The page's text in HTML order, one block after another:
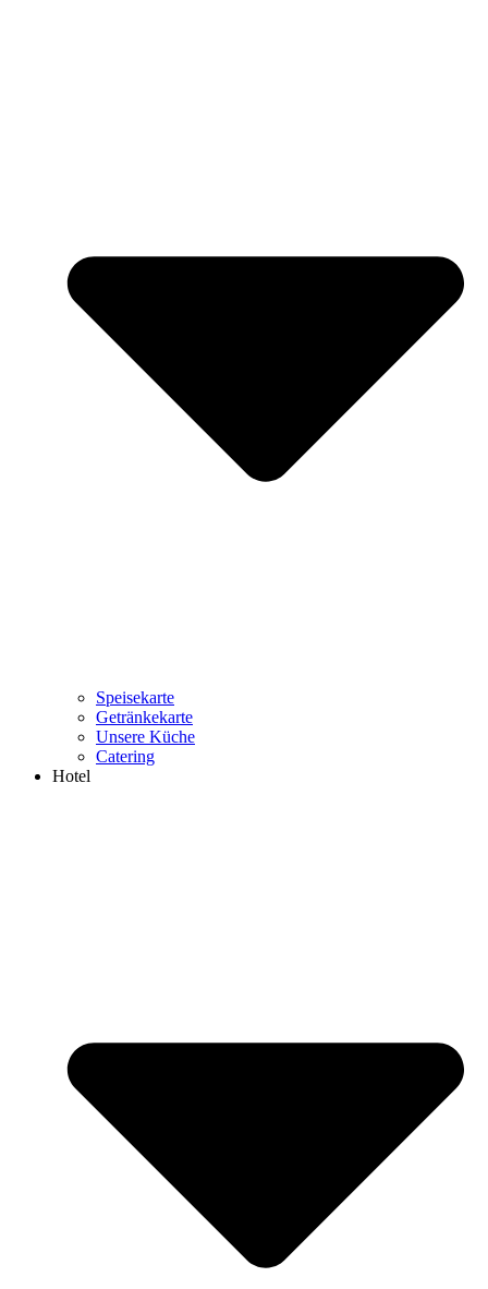
Speisekarte
Getränkekarte
Unsere Küche
Catering
Hotel